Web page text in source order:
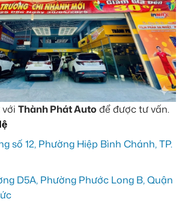
Thành Phát Auto để được tư vấn.
số 12, Phường Hiệp Bình Chánh, TP.
D5A, Phường Phước Long B, Quận